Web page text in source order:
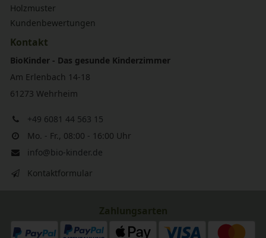
Holzmuster
Kundenbewertungen
Kontakt
BioKinder - Das gesunde Kinderzimmer
Am Erlenbach 14-18
61273 Wehrheim
+49 6081 44 563 15
Mo. - Fr., 08:00 - 16:00 Uhr
info@bio-kinder.de
Kontaktformular
Zahlungsarten